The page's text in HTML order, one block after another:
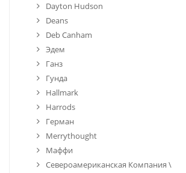
Dayton Hudson
Deans
Deb Canham
Эдем
Ганз
Гунда
Hallmark
Harrods
Герман
Merrythought
Маффи
Североамериканская Компания \